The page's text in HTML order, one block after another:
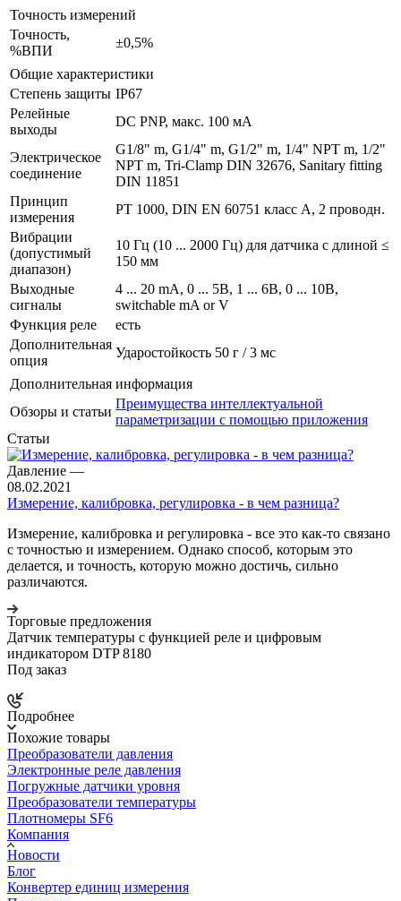
Точность измерений
Точность,
%ВПИ
±0,5%
Общие характеристики
Степень защиты IP67
Релейные
выходы
DC PNP, макс. 100 мА
Электрическое
соединение
G1/8" m, G1/4" m, G1/2" m, 1/4" NPT m, 1/2"
NPT m, Tri-Clamp DIN 32676, Sanitary fitting
DIN 11851
Принцип
измерения
PT 1000, DIN EN 60751 класс A, 2 проводн.
Вибрации
(допустимый
диапазон)
10 Гц (10 ... 2000 Гц) для датчика с длиной ≤
150 мм
Выходные
сигналы
4 ... 20 mA, 0 ... 5В, 1 ... 6В, 0 ... 10В,
switchable mA or V
Функция реле
есть
Дополнительная
опция
Ударостойкость 50 г / 3 мс
Дополнительная информация
Обзоры и статьи
Преимущества интеллектуальной
параметризации с помощью приложения
Статьи
Давление —
08.02.2021
Измерение, калибровка, регулировка - в чем разница?
Измерение, калибровка и регулировка - все это как-то связано
с точностью и измерением. Однако способ, которым это
делается, и точность, которую можно достичь, сильно
различаются.
Торговые предложения
Датчик температуры с функцией реле и цифровым
индикатором DTP 8180
Под заказ
Подробнее
Похожие товары
Преобразователи давления
Электронные реле давления
Погружные датчики уровня
Преобразователи температуры
Плотномеры SF6
Компания
Новости
Блог
Конвертер единиц измерения